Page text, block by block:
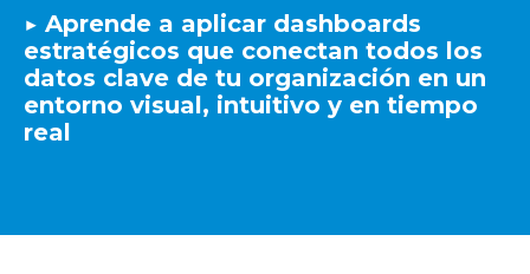
▶️ Aprende a aplicar dashboards
estratégicos que conectan todos los
datos clave de tu organización en un
entorno visual, intuitivo y en tiempo
real